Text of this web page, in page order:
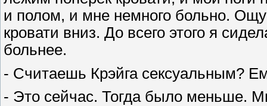
и полом, и мне немного больно.
кровати вниз. До всего этого я
больнее.
- Считаешь Крэйга сексуальным?
- Это сейчас. Тогда было меньше.